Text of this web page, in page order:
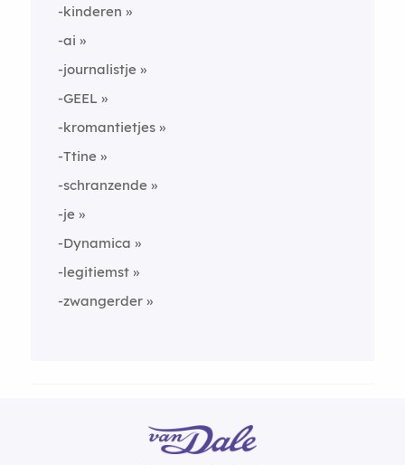
-kinderen
-ai
-journalistje
-GEEL
-kromantietjes
-Ttine
-schranzende
-je
-Dynamica
-legitiemst
-zwangerder